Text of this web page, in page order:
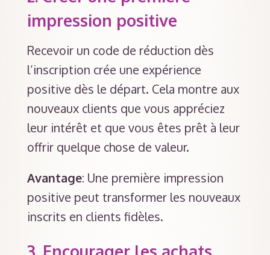
impression positive
Recevoir un code de réduction dès
l’inscription crée une expérience
positive dès le départ. Cela montre aux
nouveaux clients que vous appréciez
leur intérêt et que vous êtes prêt à leur
offrir quelque chose de valeur.
Avantage: Une première impression
positive peut transformer les nouveaux
inscrits en clients fidèles.